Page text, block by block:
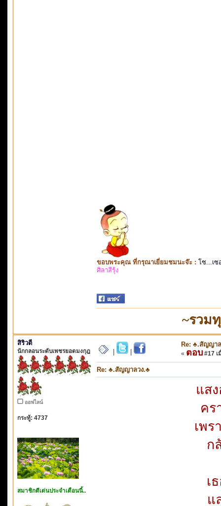
ขอบพระคุณ ที่กรุณาเยี่ยมชมนะจ๊ะ : โซ...เซ
ศิลาสีรุ้ง
~รวม
สิริวตี
นักกลอนระดับเพชรยอดมงกุฎ
ออฟไลน์
กระทู้: 4737
สมาชิกดีเด่นประจำเดือนนี้..
Re: ♣.สัญญา
« ตอบ #17 เ
Re: ♣.สัญญาลวง.♣
แส
คร
เพร
ก
เ
แ